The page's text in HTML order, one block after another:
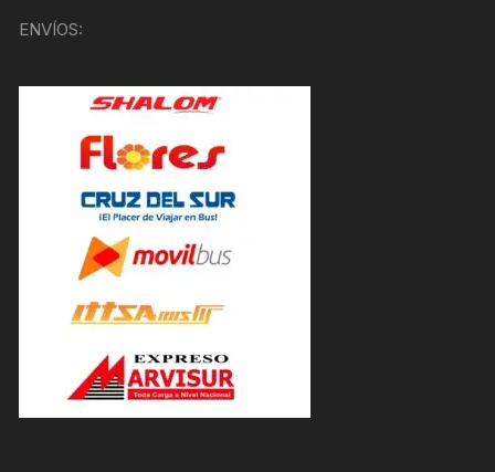
ENVÍOS: